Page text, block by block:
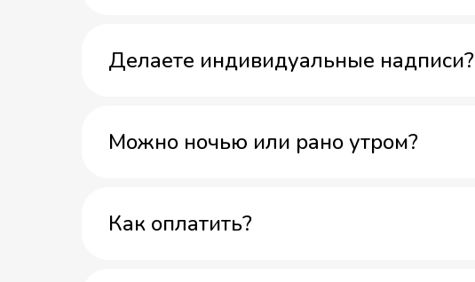
Делаете индивидуальные надписи?
Можно ночью или рано утром?
Как оплатить?